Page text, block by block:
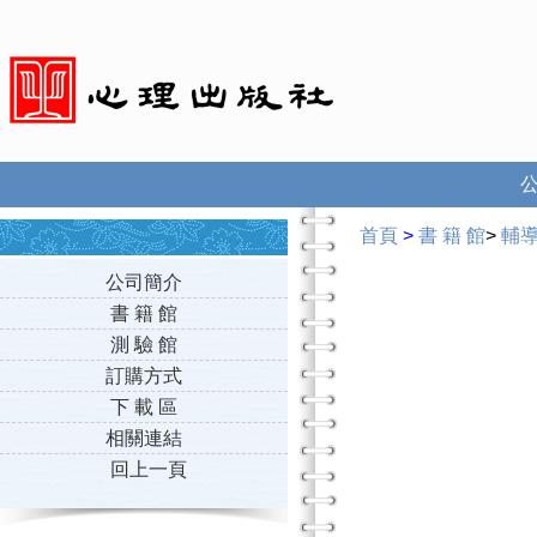
公司簡介
書 籍 館
測 驗 館
訂購方式
下 載 區
相關連結
回上一頁
首頁 > 書 籍 館> 輔